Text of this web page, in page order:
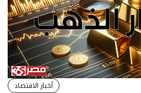
أخبار الاقتصاد